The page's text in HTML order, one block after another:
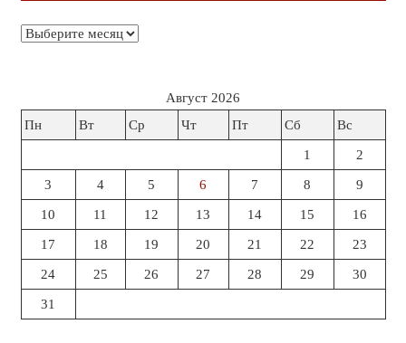
Архивы
Август 2026
Пн
Вт Ср Чт Пт Сб Вс
1 2
3 4 5 6 7 8 9
10 11 12 13 14 15 16
17 18 19 20 21 22 23
24 25 26 27 28 29 30
31